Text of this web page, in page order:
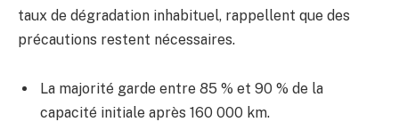
taux de dégradation inhabituel, rappellent que des
précautions restent nécessaires.
La majorité garde entre 85 % et 90 % de la
capacité initiale après 160 000 km.